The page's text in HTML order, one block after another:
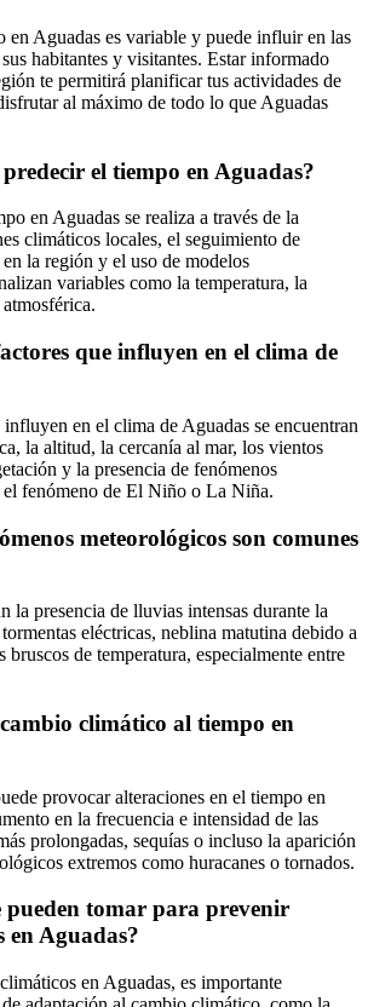
en Aguadas es variable y puede influir en las
habitantes y visitantes. Estar informado
te permitirá planificar tus actividades de
al máximo de todo lo que Aguadas
el tiempo en Aguadas?
en Aguadas se realiza a través de la
climáticos locales, el seguimiento de
la región y el uso de modelos
variables como la temperatura, la
que influyen en el clima de
en el clima de Aguadas se encuentran
la altitud, la cercanía al mar, los vientos
y la presencia de fenómenos
fenómeno de El Niño o La Niña.
meteorológicos son comunes
la presencia de lluvias intensas durante la
eléctricas, neblina matutina debido a
bruscos de temperatura, especialmente entre
climático al tiempo en
provocar alteraciones en el tiempo en
en la frecuencia e intensidad de las
prolongadas, sequías o incluso la aparición
extremos como huracanes o tornados.
pueden tomar para prevenir
en Aguadas?
en Aguadas, es importante